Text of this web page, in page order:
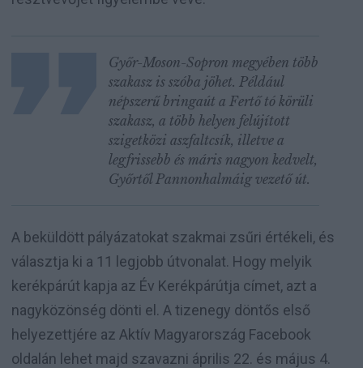
Győr-Moson-Sopron megyében több
szakasz is szóba jöhet. Például
népszerű bringaút a Fertő tó körüli
szakasz, a több helyen felújított
szigetközi aszfaltcsík, illetve a
legfrissebb és máris nagyon kedvelt,
Győrtől Pannonhalmáig vezető út.
A beküldött pályázatokat szakmai zsűri értékeli, és
választja ki a 11 legjobb útvonalat. Hogy melyik
kerékpárút kapja az Év Kerékpárútja címet, azt a
nagyközönség dönti el. A tizenegy döntős első
helyezettjére az Aktív Magyarország Facebook
oldalán lehet majd szavazni április 22. és május 4.